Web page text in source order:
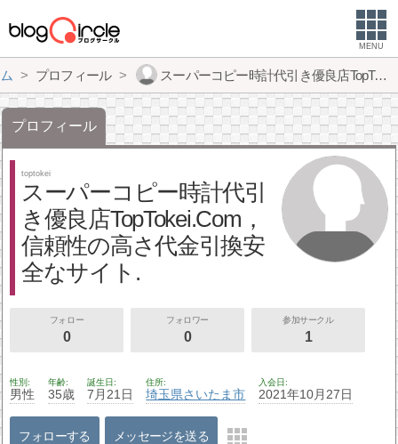
MENU
プロフィール スーパーコピー時計代引き優良店TopTokei.Com，信頼性の高さ代金引換安全なサイト.
プロフィール
toptokei
スーパーコピー時計代引
き優良店TopTokei.Com，
信頼性の高さ代金引換安
全なサイト.
フォロー
0
フォロワー
0
参加サークル
1
性別
男性
年齢
35歳
誕生日
7月21日
住所
埼玉県さいたま市
入会日
2021年10月27日
フォローする メッセージを送る